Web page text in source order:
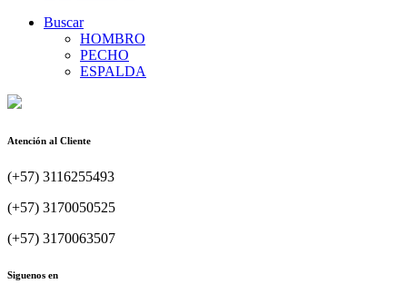
Buscar
HOMBRO
PECHO
ESPALDA
Atención al Cliente
(+57) 3116255493
(+57) 3170050525
(+57) 3170063507
Siguenos en